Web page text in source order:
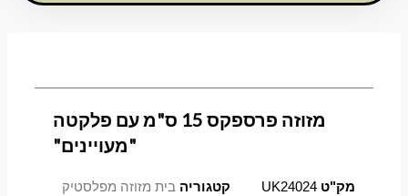
מזוזה פרספקס 15 ס"מ עם פלקטה
"מעויינים"
מק"טUK24024 קטגוריה בית מזוזה מפלסטיק